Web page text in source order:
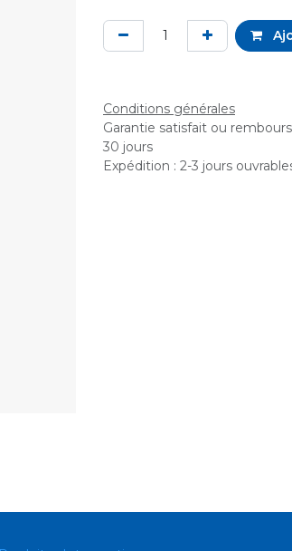
Conditions générales
Garantie satisfait ou
30 jours
Expédition : 2-3 jours